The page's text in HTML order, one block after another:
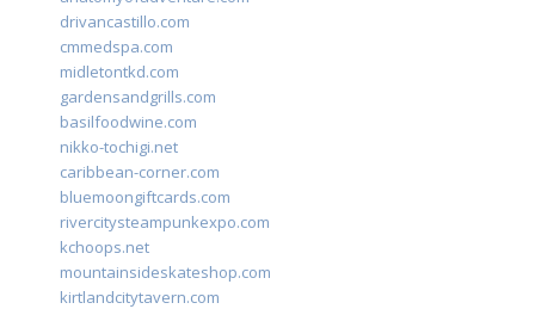
drivancastillo.com
cmmedspa.com
midletontkd.com
gardensandgrills.com
basilfoodwine.com
nikko-tochigi.net
caribbean-corner.com
bluemoongiftcards.com
rivercitysteampunkexpo.com
kchoops.net
mountainsideskateshop.com
kirtlandcitytavern.com